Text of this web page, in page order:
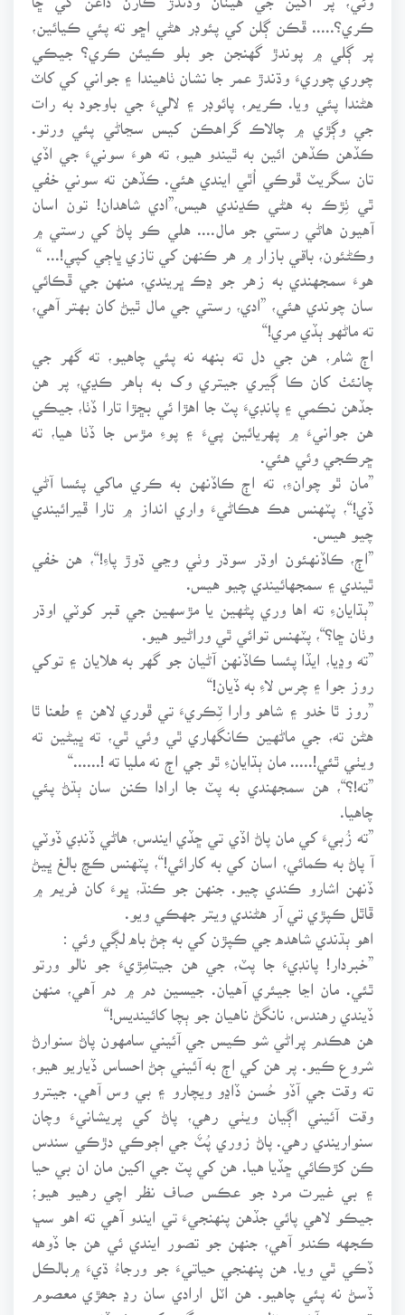
ڪري؟..... ڦڪن ڳلن کي پئوڊر هڻي اڇو ته پئي ڪيائين،
پر ڳلي ۾ پوندڙ گهنجن جو بلو ڪيئن ڪري؟ جيڪي
چوري چوريءَ وڌندڙ عمر جا نشان ٺاهيندا ۽ جواني کي کاٽ
هڻندا پئي ويا. ڪريم، پائوڊر ۽ لاليءَ جي باوجود به رات
جي وڳڙي ۾ چالاڪ گراهڪن کيس سڃاڻي پئي ورتو.
ڪڏهن ڪڏهن ائين به ٿيندو هيو، ته هوءَ سونيءَ جي اڏي
تان سگريٽ ڦوڪي اُٿي ايندي هئي. ڪڏهن ته سوني خفي
ٿي ٺِڙڪ به هڻي ڪڍندي هيس،”ادي شاهدان! تون اسان
آهيون هاڻي رستي جو مال.... هلي ڪو پاڻ کي رستي ۾
وڪڻئون، باقي بازار ۾ هر ڪنهن کي تازي ڀاڄي کپي!... “
هوءَ سمجهندي به زهر جو ڍڪ ڀريندي، منهن جي ڦڪائي
سان چوندي هئي، ”ادي، رستي جي مال ٿيڻ کان بهتر آهي،
ته ماڻهو ٻڏي مري!“
اڄ شام، هن جي دل ته بنهه نه پئي چاهيو، ته گهر جي
چانئٺ کان ڪا ڳيري جيتري وک به ٻاهر ڪڍي، پر هن
جڏهن نڪمي ۽ پانڊيءَ پٽ جا اهڙا ئي بڇڙا تارا ڏٺا، جيڪي
هن جوانيءَ ۾ پهريائين پيءَ ۽ پوءِ مڙس جا ڏٺا هيا، ته
”مان ٿو چوانءِ، ته اڄ ڪاڏنهن به ڪري ماکي پئسا آڻي
ڏي!“، پٽهنس هڪ هڪاڻيءَ واري انداز ۾ تارا ڦيرائيندي
”اڄ، ڪاڏنهئون اوڌر سوڌر وٺي وڃي ڌوڙ پاءِ!“، هن خفي
ٿيندي ۽ سمجهائيندي چيو هيس.
”ٻڌايانءِ ته اها وري پڻهين يا مڙسهين جي قبر کوٽي اوڌر
وٺان ڇا؟“، پٽهنس توائي ٿي وراڻيو هيو.
”ته وڍيا، ايڏا پئسا ڪاڏنهن آڻيان جو گهر به هلايان ۽ توکي
روز جوا ۽ چرس لاءِ به ڏيان!“
”روز ٿا خدو ۽ شاهو وارا ٽِڪريءَ تي ڦوري لاهن ۽ طعنا ٿا
هڻن ته، جي ماڻهين ڪانگهاري ٿي وئي ٿي، ته ڀيڻين ته
ويٺي ٿئي!..... مان ٻڌايانءِ ٿو جي اڄ نه مليا ته !......“
”ته!؟“، هن سمجهندي به پٽ جا ارادا ڪنن سان ٻڌڻ پئي
چاهيا.
”ته زُبيءَ کي مان پاڻ اڏي تي ڇڏي ايندس، هاڻي ڏنڊي ڏوٽي
آ پاڻ به ڪمائي، اسان کي به کارائي!“، پٽهنس ڪچ بالغ ڀيڻ
ڏنهن اشارو ڪندي چيو. جنهن جو ڪنڌ، ڀوءَ کان فريم ۾
ڦاٿل ڪپڙي تي آر هڻندي ويتر جهڪي ويو.
اهو ٻڌندي شاهده جي ڪپڙن کي به ڄڻ باه لڳي وئي :
”خبردار! پانڊيءَ جا پٽ، جي هن جيتامِڙيءَ جو نالو ورتو
ٿئي. مان اڃا جيئري آهيان. جيسين دم ۾ دم آهي، منهن
ڏيندي رهندس، نانگڻ ناهيان جو ٻچا کائينديس!“
هن هڪدم پراڻي شو ڪيس جي آئيني سامهون پاڻ سنوارڻ
شروع ڪيو. پر هن کي اڄ به آئيني ڄڻ احساس ڏياريو هيو،
ته وقت جي آڏو حُسن ڏاڍو ويچارو ۽ بي وس آهي. جيترو
وقت آئيني اڳيان ويٺي رهي، پاڻ کي پريشانيءَ وچان
سنواريندي رهي. پاڻ زوري پُٽَ جي اڄوڪي دڙڪي سندس
ڪن کڙڪائي ڇڏيا هيا. هن کي پٽ جي اکين مان ان بي حيا
۽ بي غيرت مرد جو عڪس صاف نظر اچي رهيو هيو؛
جيڪو لاهي پائي جڏهن پنهنجيءَ تي ايندو آهي ته اهو سڀ
ڪجهه ڪندو آهي، جنهن جو تصور ايندي ئي هن جا ڏوهه
ڏڪي ٿي ويا. هن پنهنجي حياتيءَ جو ورجاءُ ڌيءَ ۾بالڪل
ڏسڻ نه پئي چاهيو. هن اٽل ارادي سان رڍ جھڙي معصوم
ڌيءَ تي آخري نظرون وجهي گهر کي پٺ ڏني هئي، ته